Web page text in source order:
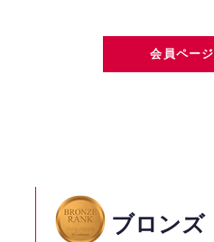
会員ページ
ブロンズ